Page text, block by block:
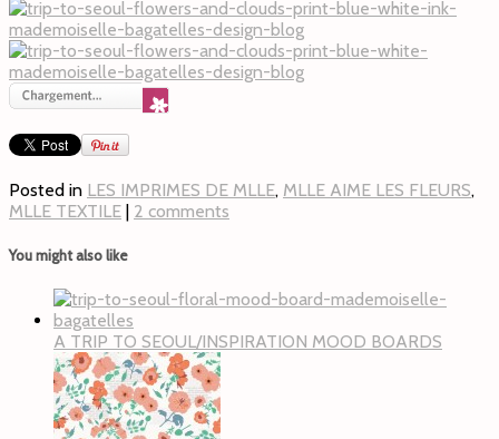
Posted in LES IMPRIMES DE MLLE, MLLE AIME LES FLEURS,
MLLE TEXTILE | 2 comments
You might also like
A TRIP TO SEOUL/INSPIRATION MOOD BOARDS